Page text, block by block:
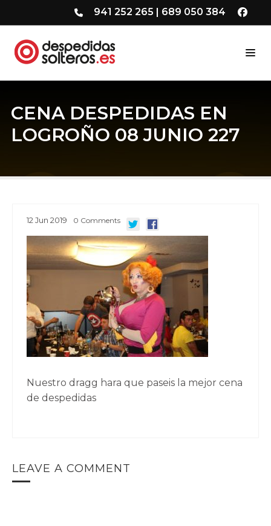
941 252 265 | 689 050 384
CENA DESPEDIDAS EN
LOGROÑO 08 JUNIO 227
12 Jun 2019 0 Comments
Nuestro dragg hara que paseis la mejor cena
de despedidas
LEAVE A COMMENT